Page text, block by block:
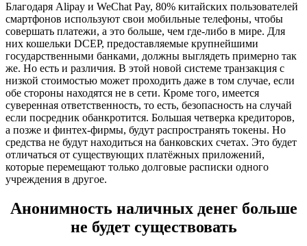
Благодаря Alipay и WeChat Pay, 80% китайских пользователей
смартфонов используют свои мобильные телефоны, чтобы
совершать платежи, а это больше, чем где-либо в мире. Для
них кошельки DCEP, предоставляемые крупнейшими
государственными банками, должны выглядеть примерно так
же. Но есть и различия. В этой новой системе транзакция с
низкой стоимостью может проходить даже в том случае, если
обе стороны находятся не в сети. Кроме того, имеется
суверенная ответственность, то есть, безопасность на случай
если посредник обанкротится. Большая четверка кредиторов,
а позже и финтех-фирмы, будут распространять токены. Но
средства не будут находиться на банковских счетах. Это будет
отличаться от существующих платёжных приложений,
которые перемещают только долговые расписки одного
учреждения в другое.
Анонимность наличных денег больше
не будет существовать